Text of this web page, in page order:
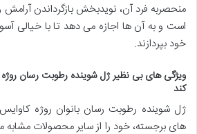
منحصربه فرد آن، نویدبخش بازگرداندن آرامش
است و به آن ها اجازه می دهد تا با خیالی
خود بپردازند.
ویژگی های بی نظیر ژل شوینده رطوبت رسان روژه
کند
ژل شوینده رطوبت رسان بانوان روژه
های برجسته، خود را از سایر محصولات مشابه